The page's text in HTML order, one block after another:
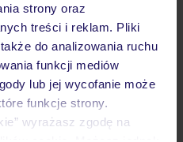
strony oraz
treści i reklam. Pliki
do analizowania ruchu
funkcji mediów
lub jej wycofanie może
funkcje strony.
wyrażasz zgodę na